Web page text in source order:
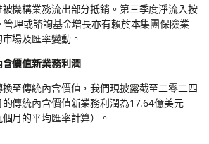
機構業務流出部分抵銷。第三季度淨流入按
理或諮詢基金增長亦有賴於本集團保險業
場及匯率變動。
價值新業務利潤
至傳統內含價值，我們現披露截至二零二四
傳統內含價值新業務利潤為17.64億美元
月的平均匯率計算）。